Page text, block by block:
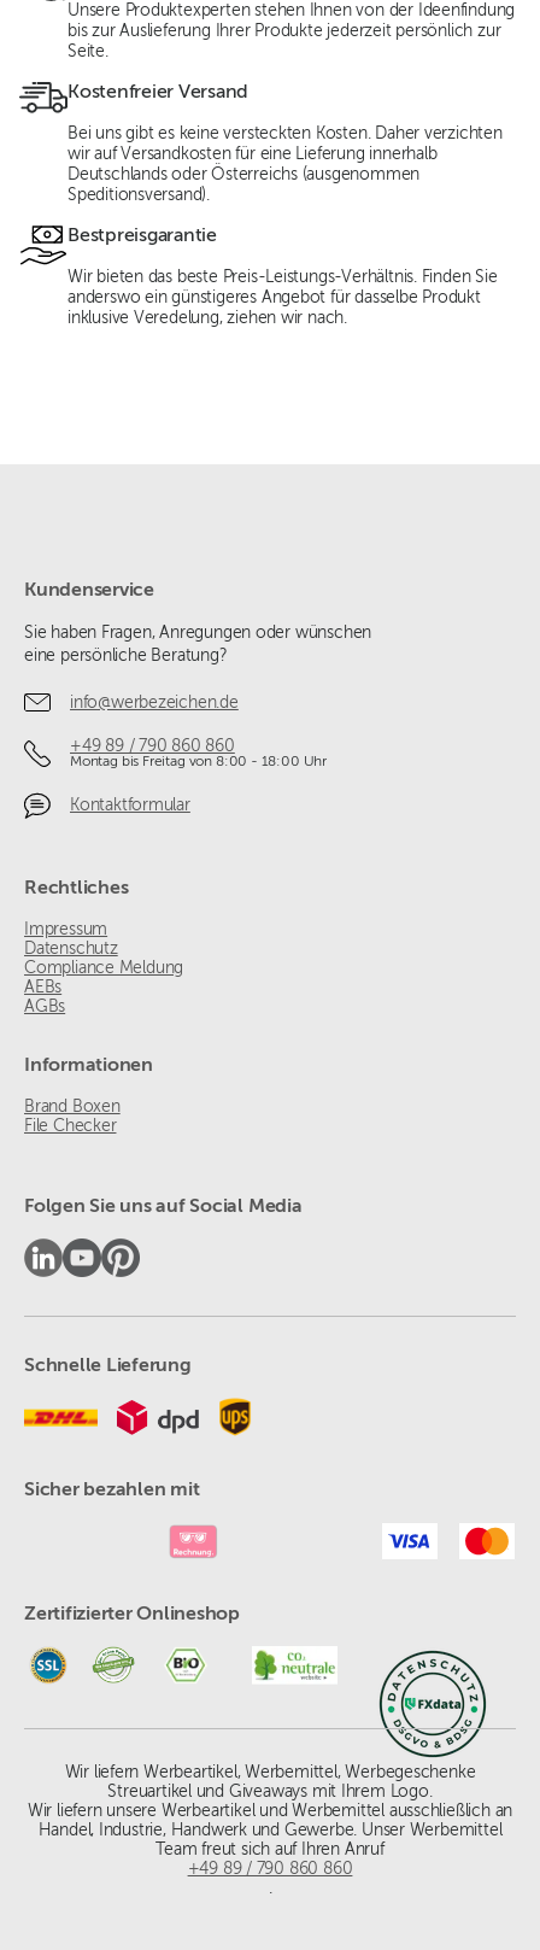
Unsere Produktexperten stehen Ihnen von der Ideenfindung
bis zur Auslieferung Ihrer Produkte jederzeit persönlich zur
Seite.
Kostenfreier Versand
Bei uns gibt es keine versteckten Kosten. Daher verzichten
wir auf Versandkosten für eine Lieferung innerhalb
Deutschlands oder Österreichs (ausgenommen
Speditionsversand).
Bestpreisgarantie
Wir bieten das beste Preis-Leistungs-Verhältnis. Finden Sie
anderswo ein günstigeres Angebot für dasselbe Produkt
inklusive Veredelung, ziehen wir nach.
Kundenservice
Sie haben Fragen, Anregungen oder wünschen
eine persönliche Beratung?
info@werbezeichen.de
+49 89 / 790 860 860
Montag bis Freitag von 8:00 - 18:00 Uhr
Kontaktformular
Rechtliches
Impressum
Datenschutz
Compliance Meldung
AEBs
AGBs
Informationen
Brand Boxen
File Checker
Folgen Sie uns auf Social Media
Schnelle Lieferung
Sicher bezahlen mit
Zertifizierter Onlineshop
Wir liefern Werbeartikel, Werbemittel, Werbegeschenke
Streuartikel und Giveaways mit Ihrem Logo.
Wir liefern unsere Werbeartikel und Werbemittel ausschließlich an
Handel, Industrie, Handwerk und Gewerbe. Unser Werbemittel
Team freut sich auf Ihren Anruf
+49 89 / 790 860 860
.